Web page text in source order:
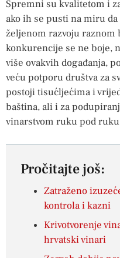
Spremni su kvalitetom i
ako ih se pusti na miru
željenom razvoju
konkurencije se ne boje,
više ovakvih događanja,
veću potporu društva za
postoji tisućljećima i
baština, ali i za
vinarstvom ruku pod
Pročitajte još:
Zatraženo
kontrola i kazni
Krivotvorenje
hrvatski vinari